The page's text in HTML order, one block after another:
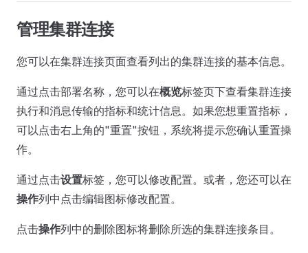
管理集群连接
您可以在集群连接页面查看列出的集群连接的基本信息。
通过点击部署名称，您可以在概览标签页下查看集群连接
执行和消息传输的指标和统计信息。如果您想重置指标，
可以点击右上角的"重置"按钮，系统将提示您确认重置操
作。
通过点击设置标签，您可以修改配置。或者，您还可以在
操作列中点击编辑图标修改配置。
点击操作列中的删除图标将删除所选的集群连接条目。